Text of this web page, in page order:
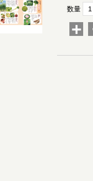
数量
+